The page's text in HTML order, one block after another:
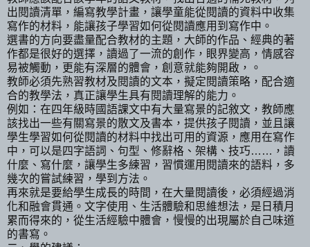
出閱讀清單，編寫教學計畫，讓學童能從閱讀的資料中收集
寫作的材料，能讓孩子學習如何從閱讀應用到寫作中。
選書的方向要盡量配合教材的主題，大師的作品、經典的著
作都是很好的選擇，讀過了一流的創作，眼界變高，情感容
易被觸動，更能有深層的體會，創意就能夠開啟，。
教師必須先熟習教材及閱讀的文本，擬定閱讀策略，配合適
合的教學法，真正讓學生具有閱讀理解的能力。
例如：在四年級時國語課文中有大量寫景的記敘文，教師應
該找出一些有關寫景的散文及書本，提供孩子閱讀，並且讓
學生學習如何從閱讀的材料中找出可用的資源，應用在寫作
中，可以是四字語詞、句型、修辭格、架構、技巧……，讀
什麼、寫什麼，讓學生多練習，習慣運用閱讀來的語料，多
幾次的嘗試練習，學到方法。
再來就是要給學生成長的時間，在大量閱讀後，必須經過消
化和融會貫通。文字使用、生活體驗和思維想法，是日積月
累而得來的，從生活經驗中體會，慢慢的出現屬於自己味道
的書寫。